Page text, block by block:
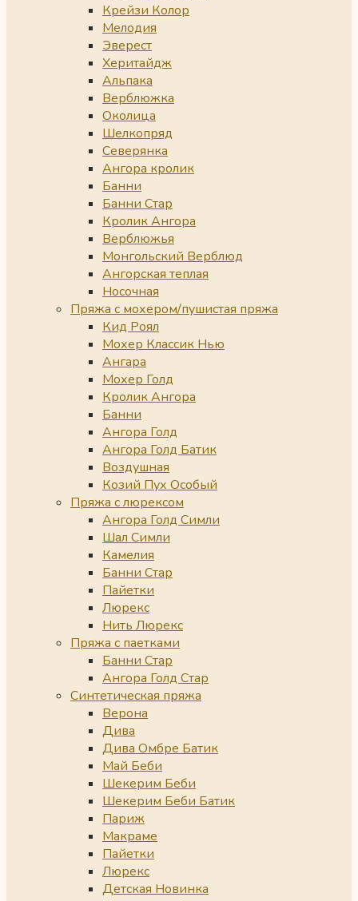
Крейзи Колор
Мелодия
Эверест
Херитайдж
Альпака
Верблюжка
Околица
Шелкопряд
Северянка
Ангора кролик
Банни
Банни Стар
Кролик Ангора
Верблюжья
Монгольский Верблюд
Ангорская теплая
Носочная
Пряжа с мохером/пушистая пряжа
Кид Роял
Мохер Классик Нью
Ангара
Мохер Голд
Кролик Ангора
Банни
Ангора Голд
Ангора Голд Батик
Воздушная
Козий Пух Особый
Пряжа с люрексом
Ангора Голд Симли
Шал Симли
Камелия
Банни Стар
Пайетки
Люрекс
Нить Люрекс
Пряжа с паетками
Банни Стар
Ангора Голд Стар
Синтетическая пряжа
Верона
Дива
Дива Омбре Батик
Май Беби
Шекерим Беби
Шекерим Беби Батик
Париж
Макраме
Пайетки
Люрекс
Детская Новинка